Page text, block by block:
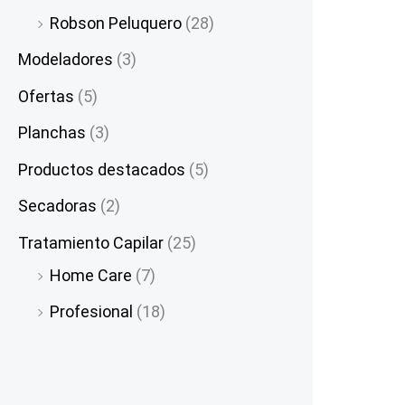
Robson Peluquero (28)
Modeladores (3)
Ofertas (5)
Planchas (3)
Productos destacados (5)
Secadoras (2)
Tratamiento Capilar (25)
Home Care (7)
Profesional (18)